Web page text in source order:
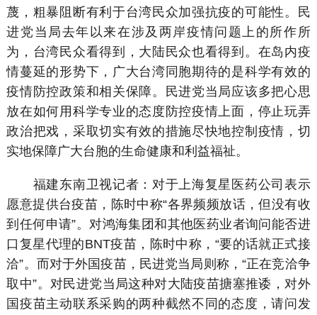
蔑，粗暴阻断有利于台湾民众加强抗疫的可能性。民
进党当局去年以来在涉及两岸疫情问题上的所作所
为，台湾民众看得到，大陆民众也看得到。在岛内疫
情蔓延的形势下，广大台湾同胞期待的是科学有效的
疫情防控政策和相关保障。民进党当局应该多把心思
放在如何用科学专业的态度防控疫情上面，停止玩弄
政治把戏，采取切实有效的措施尽快地控制疫情，切
实地保障广大台胞的生命健康和利益福祉。
福建东南卫视记者：对于上海复星医药公司表示
愿意提供台疫苗，陈时中称“各界频频放话，但没有收
到任何申请”。对鸿海集团和其他医药业者询问能否进
口复星代理的BNT疫苗，陈时中称，“要的话就正式接
洽”。而对于外国疫苗，民进党当局则称，“正在竞洽争
取中”。对民进党当局这种对大陆疫苗搪塞推诿，对外
国疫苗主动联系采购的两种截然不同的态度，请问发